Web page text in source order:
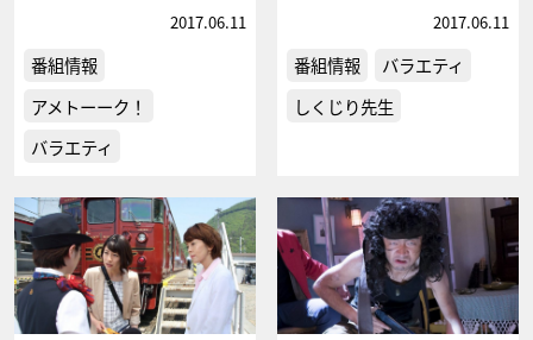
2017.06.11
番組情報
アメトーーク！
バラエティ
2017.06.11
番組情報
バラエティ
しくじり先生